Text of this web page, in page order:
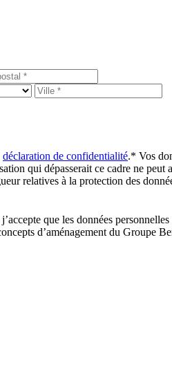
déclaration de confidentialité.* Vos
qui dépasserait ce cadre ne
relatives à la protection des
que les données
d’aménagement du Groupe